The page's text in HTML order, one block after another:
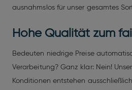
ausnahmslos für unser gesamtes
Hohe Qualität zum
Bedeuten niedrige Preise
Verarbeitung? Ganz klar: Nein!
Konditionen entstehen